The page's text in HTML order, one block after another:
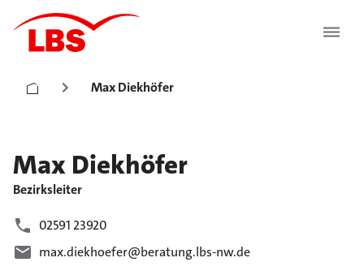
Max Diekhöfer
Max Diekhöfer
Bezirksleiter
02591 23920
max.diekhoefer@beratung.lbs-nw.de